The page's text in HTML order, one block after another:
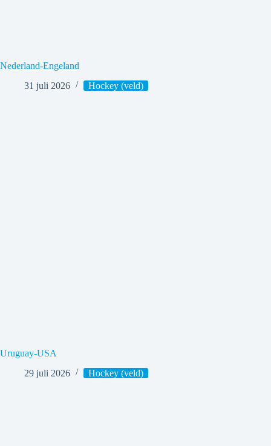
Nederland-Engeland
31 juli 2026
Hockey (veld)
Uruguay-USA
29 juli 2026
Hockey (veld)